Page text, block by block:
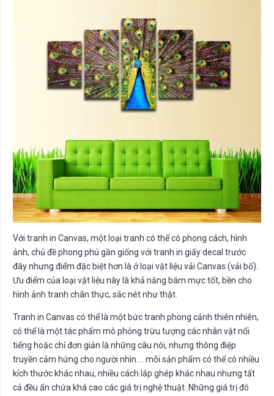
Với tranh in Canvas, một loại tranh có thể có phong cách, hình
ảnh, chủ đề phong phú gần giống với tranh in giấy decal trước
đây nhưng điểm đặc biệt hơn là ở loại vật liệu vải Canvas (vải bố).
Ưu điểm của loại vật liệu này là khả năng bám mực tốt, bền cho
hình ảnh tranh chân thực, sắc nét như thật.
Tranh in Canvas có thể là một bức tranh phong cảnh thiên nhiên,
có thể là một tác phẩm mô phỏng trừu tượng các nhân vật nổi
tiếng hoặc chỉ đơn giản là những câu nói, nhưng thông điệp
truyền cảm hứng cho người nhìn…. mỗi sản phẩm có thể có nhiều
kích thước khác nhau, nhiều cách lắp ghép khác nhau nhưng tất
cả đều ẩn chứa khá cao các giá trị nghệ thuật. Những giá trị đó